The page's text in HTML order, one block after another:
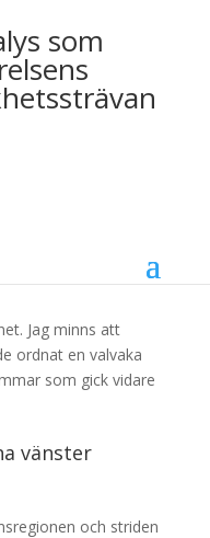
som
Jag minns att
ordnat en valvaka
som gick vidare
vänster
och striden